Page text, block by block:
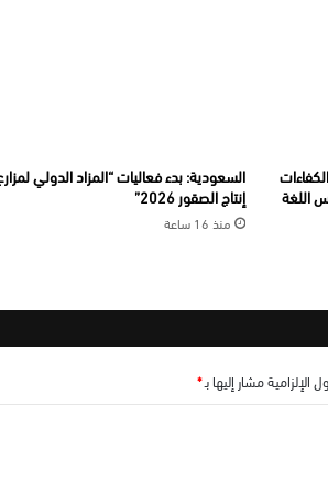
اللغة
السعودية: بدء فعاليات “المزاد الدولي
إنتاج الصقور 2026”
منذ 16 ساعة
الإلزامية مشار إليها بـ*